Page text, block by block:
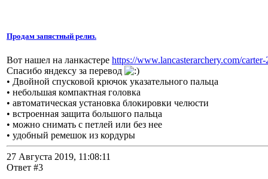
Продам запястный релиз.
Вот нашел на ланкастере https://www.lancasterarchery.com/carter-
Спасибо яндексу за перевод
• Двойной спусковой крючок указательного пальца
• небольшая компактная головка
• автоматическая установка блокировки челюсти
• встроенная защита большого пальца
• можно снимать с петлей или без нее
• удобный ремешок из кордуры
27 Августа 2019, 11:08:11
Ответ #3